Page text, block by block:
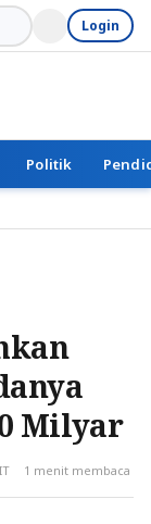
Login
Politik
Milyar
1 menit membaca